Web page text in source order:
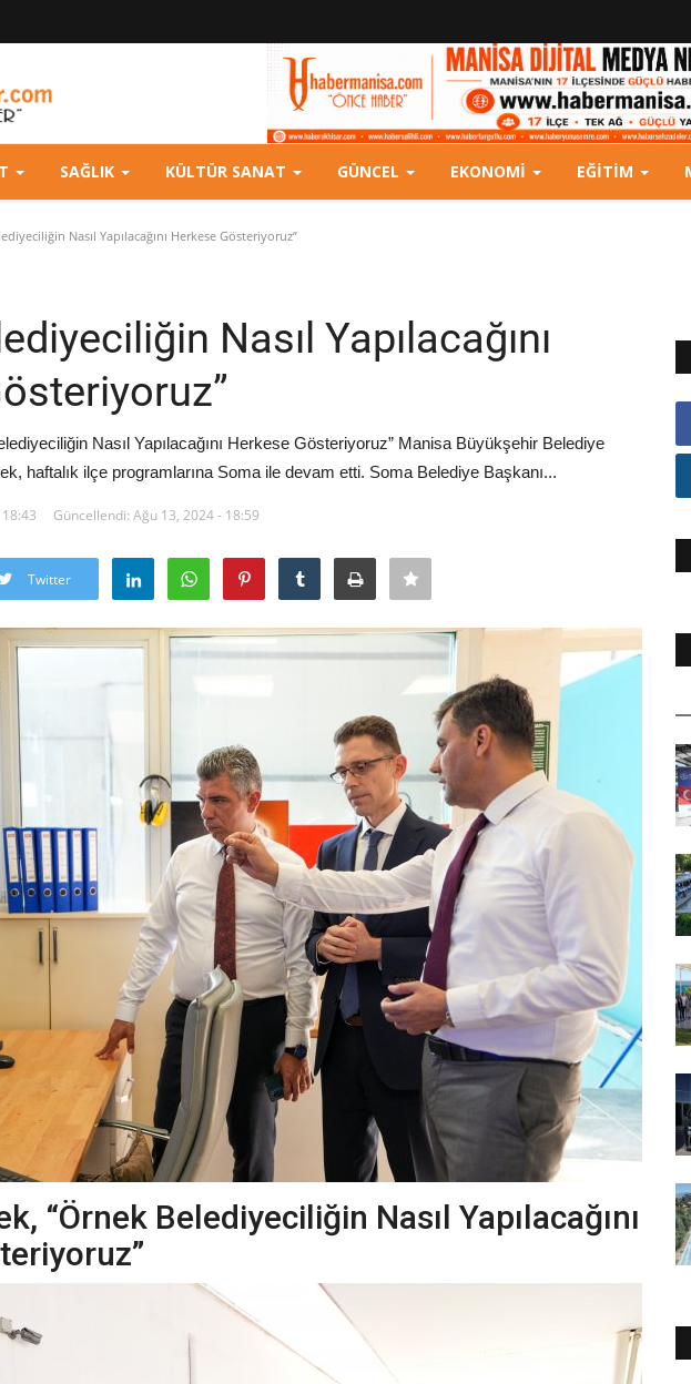
SAĞLIK KÜLTÜR SANAT GÜNCEL EKONOMI EĞITIM
Nasıl Yapılacağını Herkese Gösteriyoruz”
Nasıl Yapılacağını
Nasıl Yapılacağını Herkese Gösteriyoruz” Manisa Büyükşehir Belediye
haftalık ilçe programlarına Soma ile devam etti. Soma Belediye Başkanı...
Güncellendi: Ağu 13, 2024 - 18:59
Twitter
“Örnek Belediyeciliğin Nasıl Yapılacağını